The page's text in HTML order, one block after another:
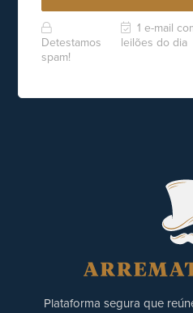
Detestamos
spam!
1 e-mail
leilões do dia
Plataforma segura que